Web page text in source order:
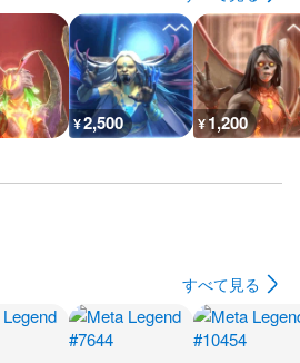
¥2,500 ¥1,200
すべて見る